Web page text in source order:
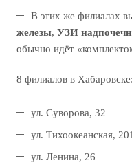
В этих же филиалах
железы, УЗИ
обычно идёт
8 филиалов в Хабаровске:
ул. Суворова, 32
ул. Тихоокеанская,
ул. Ленина, 26